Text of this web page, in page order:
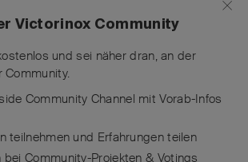
Victorinox Community
und sei näher dran, an der
Community.
Community Channel mit Vorab-Infos
teilnehmen und Erfahrungen teilen
Community-Projekten & Votings